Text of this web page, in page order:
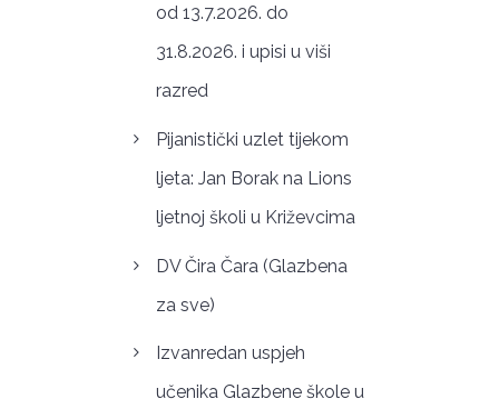
od 13.7.2026. do
31.8.2026. i upisi u viši
razred
Pijanistički uzlet tijekom
ljeta: Jan Borak na Lions
ljetnoj školi u Križevcima
DV Čira Čara (Glazbena
za sve)
Izvanredan uspjeh
učenika Glazbene škole u